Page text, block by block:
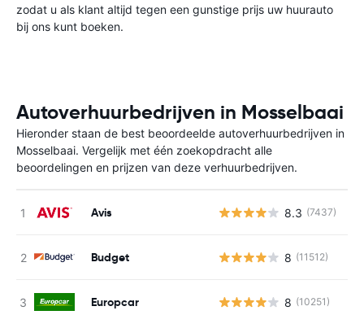
zodat u als klant altijd tegen een gunstige prijs uw huurauto
bij ons kunt boeken.
Autoverhuurbedrijven in Mosselbaai
Hieronder staan de best beoordeelde autoverhuurbedrijven in
Mosselbaai. Vergelijk met één zoekopdracht alle
beoordelingen en prijzen van deze verhuurbedrijven.
Avis 8.3 (7437)
Budget 8 (11512)
Europcar 8 (10251)